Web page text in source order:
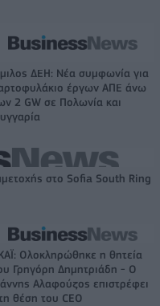
ΔΕΗ: Νέα συμφωνία για
έργων ΑΠΕ άνω
2 GW σε Πολωνία και
στο Sofia South Ring
Ολοκληρώθηκε η θητεία
Γρηγόρη Δημητριάδη - Ο
Αλαφούζος επιστρέφει
θέση του CEO